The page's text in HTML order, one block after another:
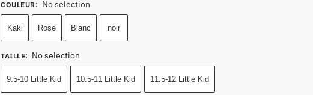
COULEUR: No selection
Kaki Rose Blanc noir
TAILLE: No selection
9.5-10 Little Kid 10.5-11 Little Kid 11.5-12 Little Kid